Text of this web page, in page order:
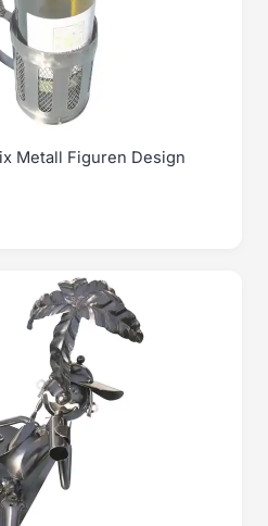
Metall Figuren Design